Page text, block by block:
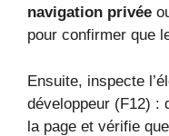
navigation privée
pour confirmer que
Ensuite, inspecte
développeur (F12) :
la page et vérifie